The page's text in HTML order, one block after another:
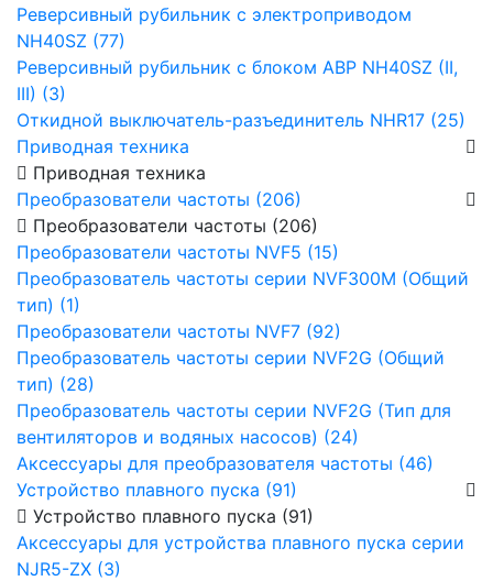
Реверсивный рубильник с электроприводом
NH40SZ (77)
Реверсивный рубильник с блоком АВР NH40SZ (II,
III) (3)
Откидной выключатель-разъединитель NHR17 (25)
Приводная техника
Приводная техника
Преобразователи частоты (206)
Преобразователи частоты (206)
Преобразователи частоты NVF5 (15)
Преобразователь частоты серии NVF300M (Общий
тип) (1)
Преобразователи частоты NVF7 (92)
Преобразователь частоты серии NVF2G (Общий
тип) (28)
Преобразователь частоты серии NVF2G (Тип для
вентиляторов и водяных насосов) (24)
Аксессуары для преобразователя частоты (46)
Устройство плавного пуска (91)
Устройство плавного пуска (91)
Аксессуары для устройства плавного пуска серии
NJR5-ZX (3)